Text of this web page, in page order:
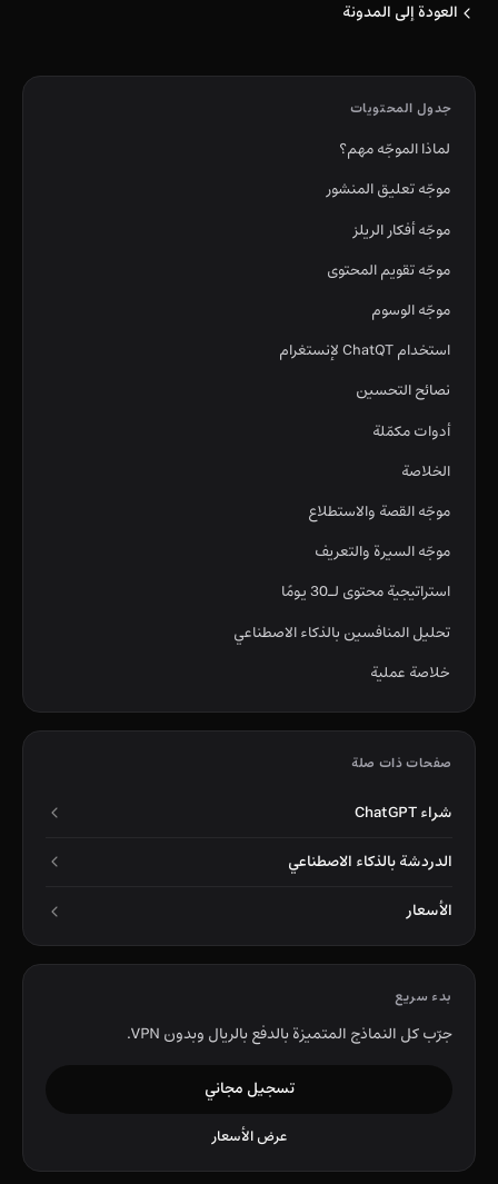
العودة إلى المدونة
جدول المحتويات
لماذا الموجّه مهم؟
موجّه تعليق المنشور
موجّه أفكار الريلز
موجّه تقويم المحتوى
موجّه الوسوم
استخدام ChatQT لإنستغرام
نصائح التحسين
أدوات مكمّلة
الخلاصة
موجّه القصة والاستطلاع
موجّه السيرة والتعريف
استراتيجية محتوى لـ30 يومًا
تحليل المنافسين بالذكاء الاصطناعي
خلاصة عملية
صفحات ذات صلة
شراء ChatGPT
الدردشة بالذكاء الاصطناعي
الأسعار
بدء سريع
جرّب كل النماذج المتميزة بالدفع بالريال وبدون VPN.
تسجيل مجاني
عرض الأسعار